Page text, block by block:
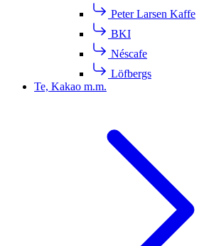
Peter Larsen Kaffe
BKI
Néscafe
Löfbergs
Te, Kakao m.m.